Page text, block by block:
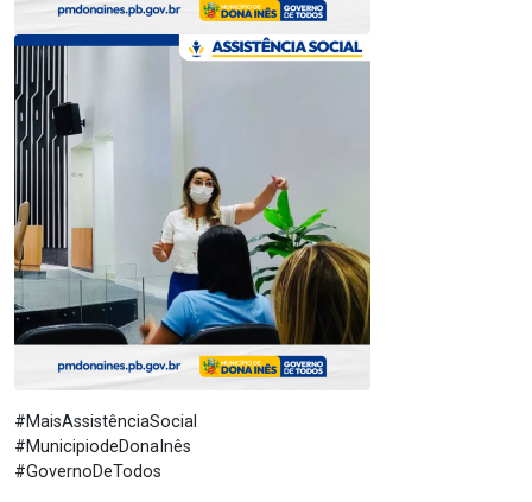
#MaisAssistênciaSocial
#MunicipiodeDonaInês
#GovernoDeTodos